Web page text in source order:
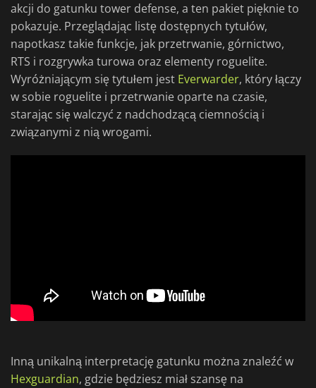
akcji do gatunku tower defense, a ten pakiet pięknie to
pokazuje. Przeglądając listę dostępnych tytułów,
napotkasz takie funkcje, jak przetrwanie, górnictwo,
RTS i rozgrywka turowa oraz elementy roguelite.
Wyróżniającym się tytułem jest Everwarder, który łączy
w sobie roguelite i przetrwanie oparte na czasie,
starając się walczyć z nadchodzącą ciemnością i
związanymi z nią wrogami.
Inną unikalną interpretację gatunku można znaleźć w
Hexguardian, gdzie będziesz miał szansę na